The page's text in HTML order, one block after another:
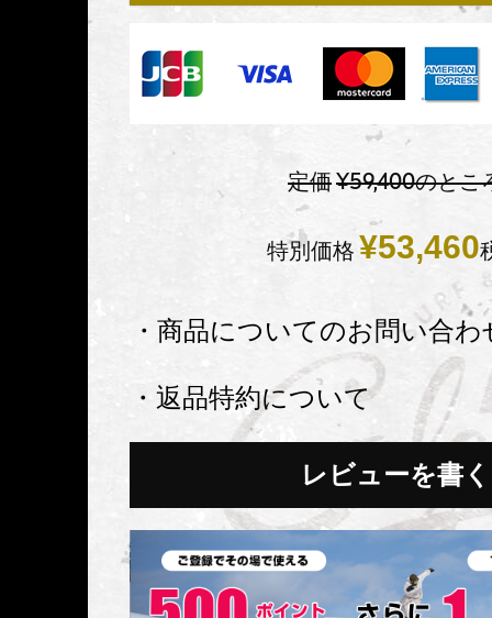
定価¥59,400のとこ
特別価格 ¥53,460
・商品についてのお問い合わ
・返品特約について
レビューを書く